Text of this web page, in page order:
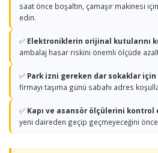
saat önce boşaltın, çamaşır makinesi
edin.
✅ Elektroniklerin orijinal kutularını
ambalaj hasar riskini önemli ölçüde
✅ Park izni gereken dar sokaklar
firmayı taşıma günü sabahı adres
✅ Kapı ve asansör ölçülerini kontrol
yeni daireden geçip geçmeyeceğini